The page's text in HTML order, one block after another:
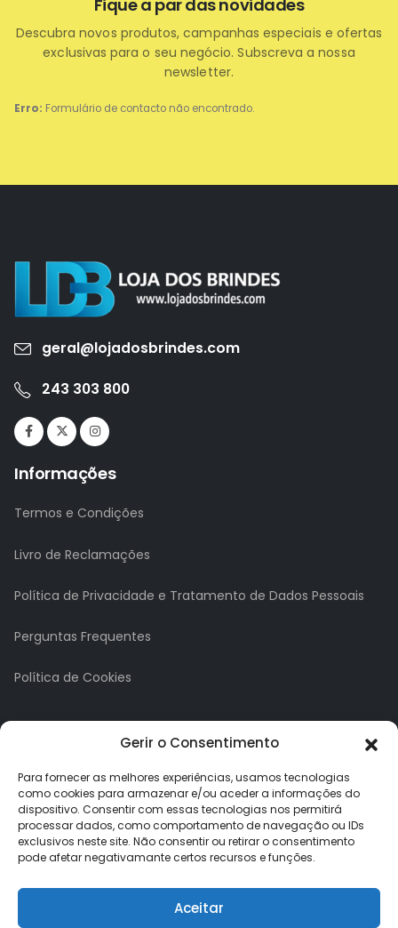
Gerir o Consentimento
Para fornecer as melhores experiências, usamos tecnologias
como cookies para armazenar e/ou aceder a informações do
dispositivo. Consentir com essas tecnologias nos permitirá
processar dados, como comportamento de navegação ou IDs
exclusivos neste site. Não consentir ou retirar o consentimento
pode afetar negativamante certos recursos e funções.
Aceitar
Erro: Formulário de contacto não encontrado.
Fique a par das novidades
Descubra novos produtos, campanhas especiais e ofertas
exclusivas para o seu negócio. Subscreva a nossa
newsletter.
geral@lojadosbrindes.com
243 303 800
Informações
Termos e Condições
Livro de Reclamações
Política de Privacidade e Tratamento de Dados Pessoais
Perguntas Frequentes
Política de Cookies
A minha conta
A Minha Conta
Histórico de Pedidos
Lista de Desejos
Newsletter